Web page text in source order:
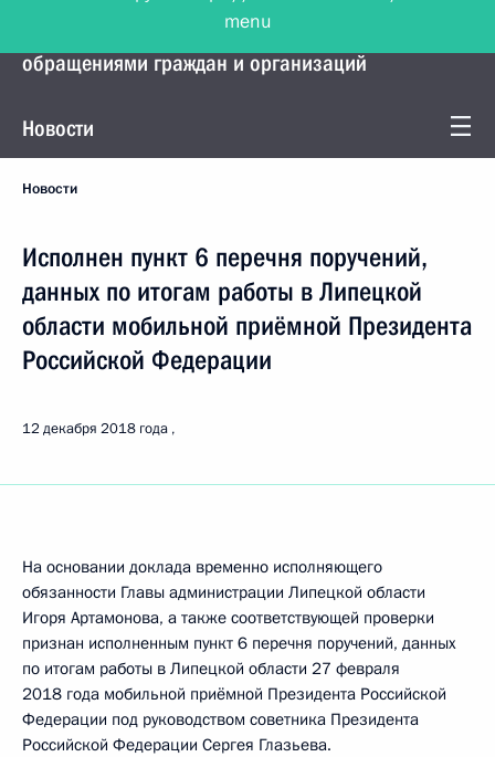
Управление Президента по работе с
обращениями граждан и организаций
Новости
Новости
Исполнен пункт 6 перечня поручений,
данных по итогам работы в Липецкой
области мобильной приёмной Президента
Российской Федерации
12 декабря 2018 года
На основании доклада временно исполняющего
обязанности Главы администрации Липецкой области
Игоря Артамонова, а также соответствующей проверки
признан исполненным пункт 6 перечня поручений, данных
по итогам работы в Липецкой области 27 февраля
2018 года мобильной приёмной Президента Российской
Федерации под руководством советника Президента
Российской Федерации Сергея Глазьева.
menu